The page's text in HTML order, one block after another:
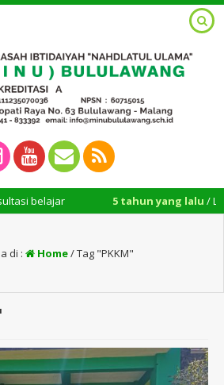
belajar 5 tahun yang lalu/
di : Home/Tag "PKKM"